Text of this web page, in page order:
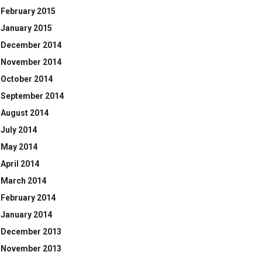
February 2015
January 2015
December 2014
November 2014
October 2014
September 2014
August 2014
July 2014
May 2014
April 2014
March 2014
February 2014
January 2014
December 2013
November 2013